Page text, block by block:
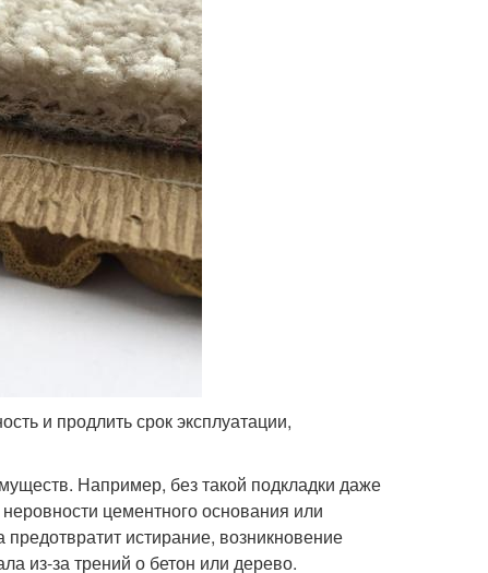
и продлить срок эксплуатации,
Например, без такой подкладки даже
цементного основания или
истирание, возникновение
из-за трений о бетон или дерево.